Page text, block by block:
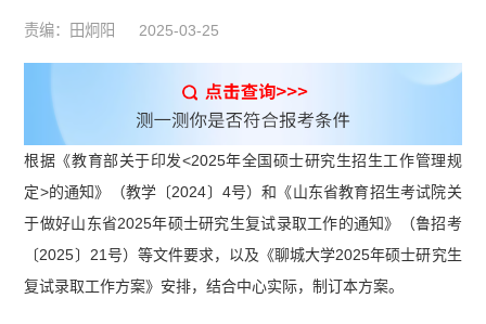
责编：田炯阳 2025-03-25
根据《教育部关于印发<2025年全国硕士研究生招生工作管理规
定>的通知》（教学〔2024〕4号）和《山东省教育招生考试院关
于做好山东省2025年硕士研究生复试录取工作的通知》（鲁招考
〔2025〕21号）等文件要求，以及《聊城大学2025年硕士研究生
复试录取工作方案》安排，结合中心实际，制订本方案。